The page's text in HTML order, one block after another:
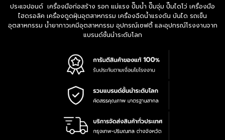
ประแจปอนด์ เครื่องมือก่อสร้าง รอก แม่แรง ปั๊มน้ำ ปั๊มจุ่ม ปั๊มไดโว่ เครื่องมือ
ไฮดรอลิค เครื่องดูดฝุ่นอุตสาหกรรม เครื่องฉีดน้ำแรงดัน บันได รถเข็น
อุตสาหกรรม น้ำยากาวเคมีอุตสาหกรรม อุปกรณ์เซฟตี้ และอุปกรณ์โรงงานจาก
แบรนด์ชั้นนำระดับโลก